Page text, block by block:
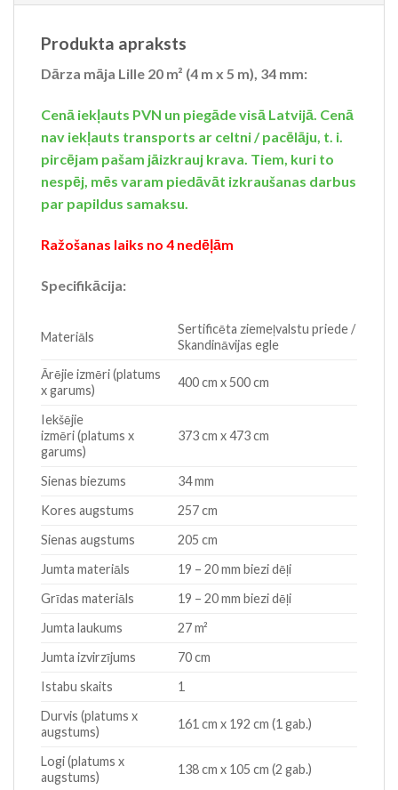
Produkta apraksts
Dārza māja Lille 20 m² (4 m x 5 m), 34 mm:
Cenā iekļauts PVN un piegāde visā Latvijā. Cenā
nav iekļauts transports ar celtni / pacēlāju, t. i.
pircējam pašam jāizkrauj krava. Tiem, kuri to
nespēj, mēs varam piedāvāt izkraušanas darbus
par papildus samaksu.
Ražošanas laiks no 4 nedēļām
Specifikācija:
Materiāls
Sertificēta ziemeļvalstu priede /
Skandināvijas egle
Ārējie izmēri (platums
x garums)
400 cm x 500 cm
Iekšējie
izmēri (platums x
garums)
373 cm x 473 cm
Sienas biezums
34 mm
Kores augstums
257 cm
Sienas augstums
205 cm
Jumta materiāls
19 – 20 mm biezi dēļi
Grīdas materiāls
19 – 20 mm biezi dēļi
Jumta laukums
27 m²
Jumta izvirzījums
70 cm
Istabu skaits
1
Durvis (platums x
augstums)
161 cm x 192 cm (1 gab.)
Logi (platums x
augstums)
138 cm x 105 cm (2 gab.)